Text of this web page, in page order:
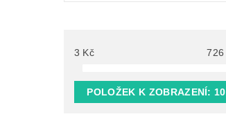
3 Kč 726
POLOŽEK K ZOBRAZENÍ:10